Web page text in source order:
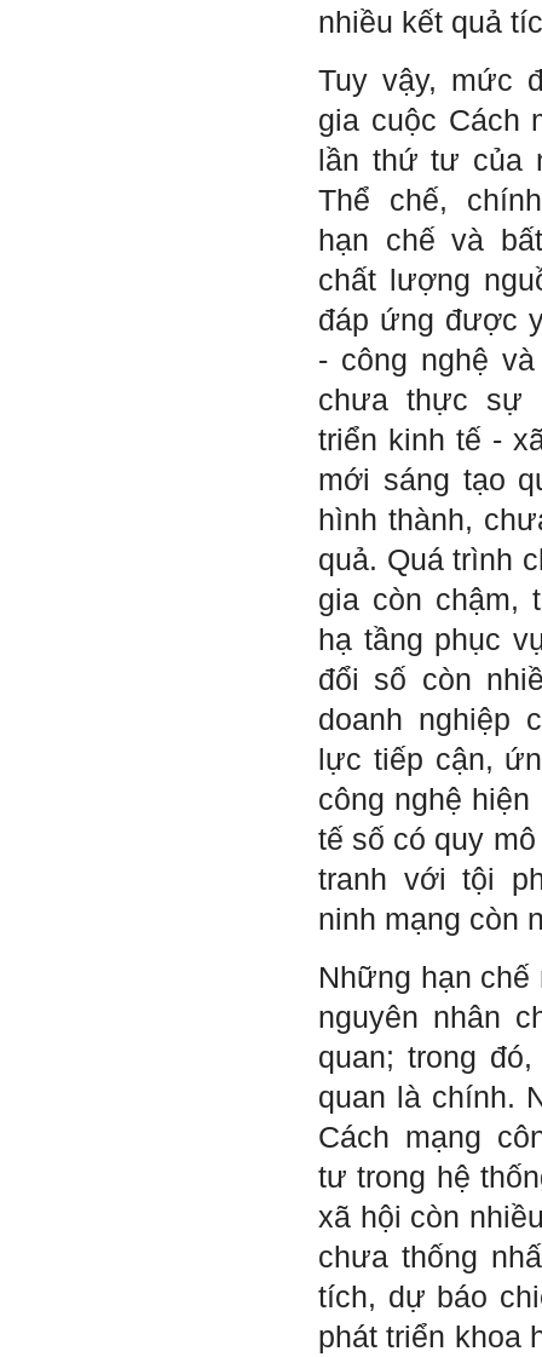
nhiều kết quả
Tuy vậy, mức
gia cuộc Cách
lần thứ tư của
Thể chế,
hạn chế và
chất lượng
đáp ứng được
- công nghệ
chưa thực sự
triển kinh tế -
mới sáng tạo
hình thành,
quả. Quá trình
gia còn chậm,
hạ tầng phục
đổi số còn
doanh nghiệp
lực tiếp cận,
công nghệ
tế số có quy
tranh với tội
ninh mạng còn
Những hạn chế
nguyên nhân
quan; trong
quan là chính.
Cách mạng
tư trong hệ
xã hội còn
chưa thống
tích, dự báo
phát triển khoa